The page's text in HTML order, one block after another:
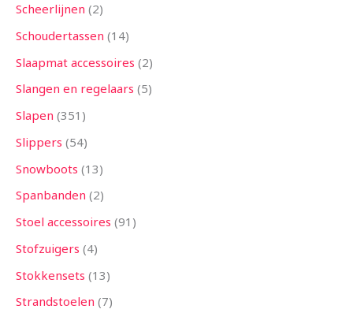
Scheerlijnen 2
Schoudertassen 14
Slaapmat accessoires 2
Slangen en regelaars 5
Slapen 351
Slippers 54
Snowboots 13
Spanbanden 2
Stoel accessoires 91
Stofzuigers 4
Stokkensets 13
Strandstoelen 7